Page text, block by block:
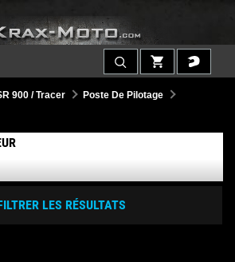
900 / Tracer
Poste De Pilotage
LES RÉSULTATS